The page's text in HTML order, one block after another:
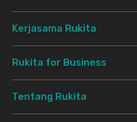
Kerjasama Rukita
Rukita for Business
Tentang Rukita